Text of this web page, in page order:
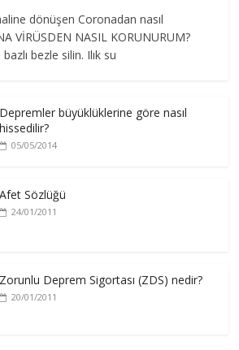
dönüşen Coronadan nasıl
VİRÜSDEN NASIL KORUNURUM?
bezle silin. Ilık su
Depremler büyüklüklerine göre nasıl
hissedilir?
05/05/2014
Afet Sözlüğü
24/01/2011
Zorunlu Deprem Sigortası (ZDS) nedir?
20/01/2011